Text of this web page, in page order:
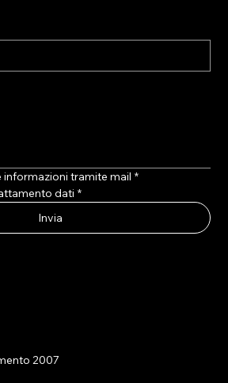
informazioni tramite mail *
dati *
Invia
2007